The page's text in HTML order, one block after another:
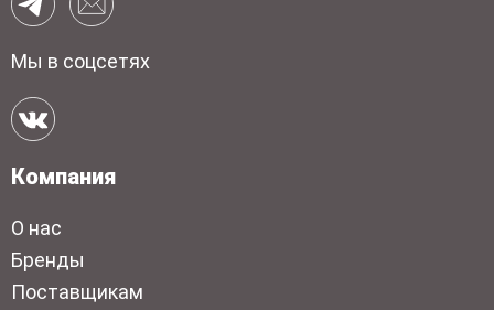
Мы в соцсетях
Компания
О нас
Бренды
Поставщикам